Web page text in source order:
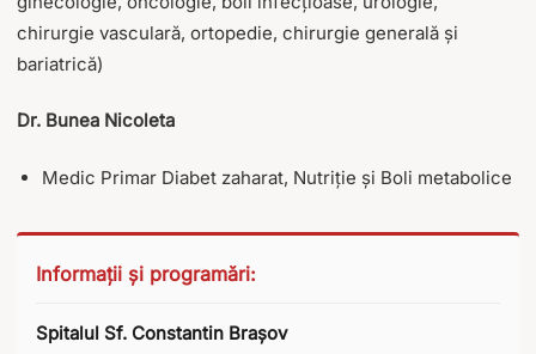
chirurgie vasculară, ortopedie, chirurgie generală și
bariatrică)
Dr. Bunea Nicoleta
Medic Primar Diabet zaharat, Nutriție și Boli metabolice
Informații și programări:
Spitalul Sf. Constantin Brașov